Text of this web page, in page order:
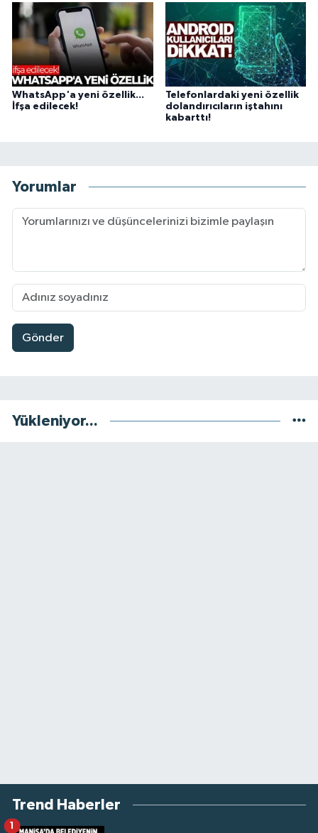
WhatsApp'a yeni özellik...
İfşa edilecek!
Telefonlardaki yeni özellik
dolandırıcıların iştahını
kabarttı!
Yorumlar
Gönder
Yükleniyor...
Trend Haberler
1